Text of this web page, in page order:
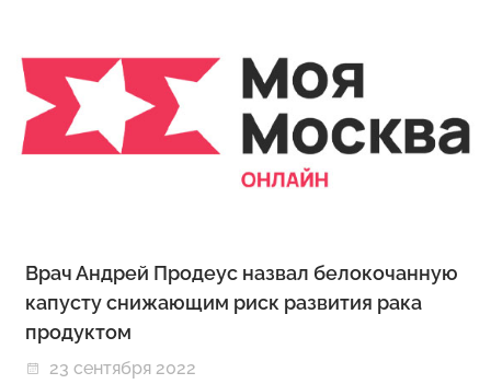
Врач Андрей Продеус назвал белокочанную
капусту снижающим риск развития рака
продуктом
23 сентября 2022